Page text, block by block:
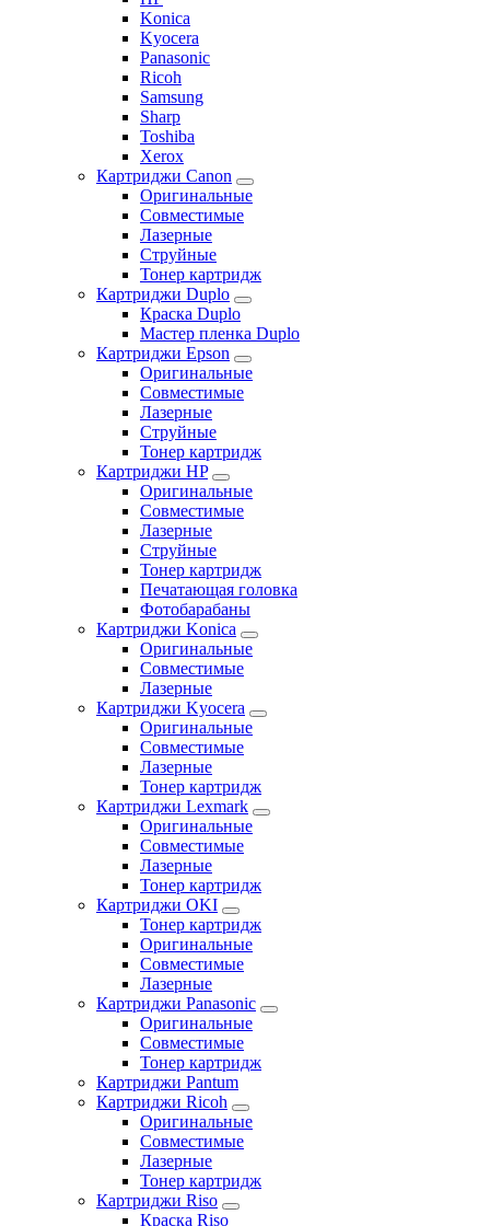
Konica
Kyocera
Panasonic
Ricoh
Samsung
Sharp
Toshiba
Xerox
Картриджи Canon
Оригинальные
Совместимые
Лазерные
Струйные
Тонер картридж
Картриджи Duplo
Краска Duplo
Мастер пленка Duplo
Картриджи Epson
Оригинальные
Совместимые
Лазерные
Струйные
Тонер картридж
Картриджи HP
Оригинальные
Совместимые
Лазерные
Струйные
Тонер картридж
Печатающая головка
Фотобарабаны
Картриджи Konica
Оригинальные
Совместимые
Лазерные
Картриджи Kyocera
Оригинальные
Совместимые
Лазерные
Тонер картридж
Картриджи Lexmark
Оригинальные
Совместимые
Лазерные
Тонер картридж
Картриджи OKI
Тонер картридж
Оригинальные
Совместимые
Лазерные
Картриджи Panasonic
Оригинальные
Совместимые
Тонер картридж
Картриджи Pantum
Картриджи Ricoh
Оригинальные
Совместимые
Лазерные
Тонер картридж
Картриджи Riso
Краска Riso